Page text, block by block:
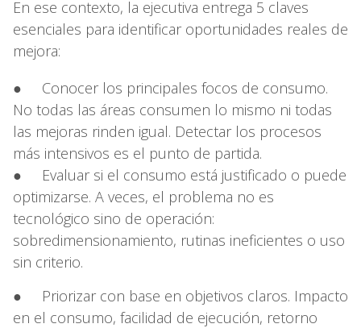
En ese contexto, la ejecutiva entrega 5 claves
esenciales para identificar oportunidades reales de
mejora:
● Conocer los principales focos de consumo.
No todas las áreas consumen lo mismo ni todas
las mejoras rinden igual. Detectar los procesos
más intensivos es el punto de partida.
● Evaluar si el consumo está justificado o puede
optimizarse. A veces, el problema no es
tecnológico sino de operación:
sobredimensionamiento, rutinas ineficientes o uso
sin criterio.
● Priorizar con base en objetivos claros. Impacto
en el consumo, facilidad de ejecución, retorno